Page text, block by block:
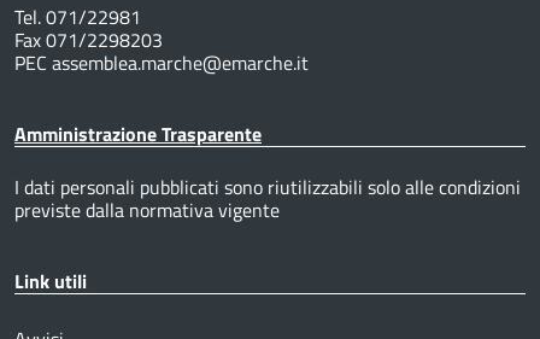
Tel. 071/22981
Fax 071/2298203
PEC assemblea.marche@emarche.it
Amministrazione Trasparente
I dati personali pubblicati sono riutilizzabili solo alle condizioni
previste dalla normativa vigente
Link utili